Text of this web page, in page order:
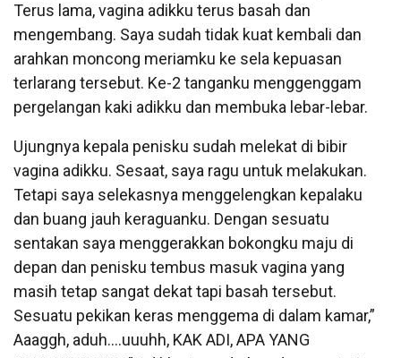
Terus lama, vagina adikku terus basah dan
mengembang. Saya sudah tidak kuat kembali dan
arahkan moncong meriamku ke sela kepuasan
terlarang tersebut. Ke-2 tanganku menggenggam
pergelangan kaki adikku dan membuka lebar-lebar.
Ujungnya kepala penisku sudah melekat di bibir
vagina adikku. Sesaat, saya ragu untuk melakukan.
Tetapi saya selekasnya menggelengkan kepalaku
dan buang jauh keraguanku. Dengan sesuatu
sentakan saya menggerakkan bokongku maju di
depan dan penisku tembus masuk vagina yang
masih tetap sangat dekat tapi basah tersebut.
Sesuatu pekikan keras menggema di dalam kamar,”
Aaaggh, aduh….uuuhh, KAK ADI, APA YANG